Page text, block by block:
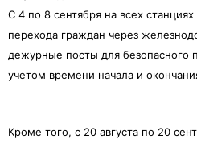
С 4 по 8 сентября на всех
перехода граждан через
дежурные посты для безопасного
учетом времени начала и
Кроме того, с 20 августа по 20